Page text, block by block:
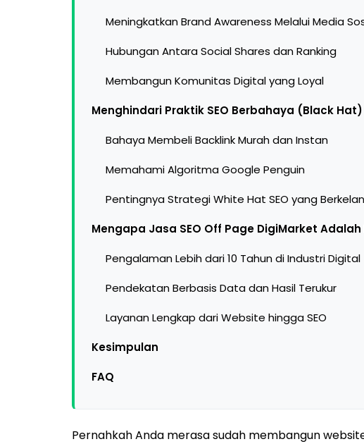
Meningkatkan Brand Awareness Melalui Media
Hubungan Antara Social Shares dan Ranking
Membangun Komunitas Digital yang Loyal
Menghindari Praktik SEO Berbahaya (Black Hat)
Bahaya Membeli Backlink Murah dan Instan
Memahami Algoritma Google Penguin
Pentingnya Strategi White Hat SEO yang
Mengapa Jasa SEO Off Page DigiMarket
Pengalaman Lebih dari 10 Tahun di Industri Digital
Pendekatan Berbasis Data dan Hasil Terukur
Layanan Lengkap dari Website hingga SEO
Kesimpulan
FAQ
Pernahkah Anda merasa sudah membangun